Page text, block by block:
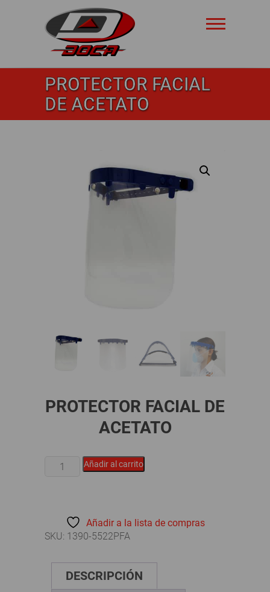
Doca
Safety
PROTECTOR FACIAL
DE ACETATO
PROTECTOR FACIAL DE
ACETATO
PROTECTOR
cantidad
Añadir al carrito
Añadir a la lista de compras
SKU: 1390-5522PFA
DESCRIPCIÓN